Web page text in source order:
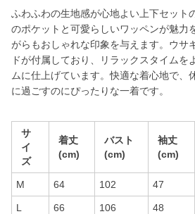
ふわふわの生地感が心地よい上下セット
のポケットと可愛らしいワッペンが魅力
がらもおしゃれな印象を与えます。ウサ
ドが付属しており、リラックスタイムを
ムに仕上げています。快適な着心地で、
に過ごすのにぴったりな一着です。
サ
イ
ズ
着丈
(cm)
バスト
(cm)
袖丈
(cm)
M 64 102 47
L 66 106 48